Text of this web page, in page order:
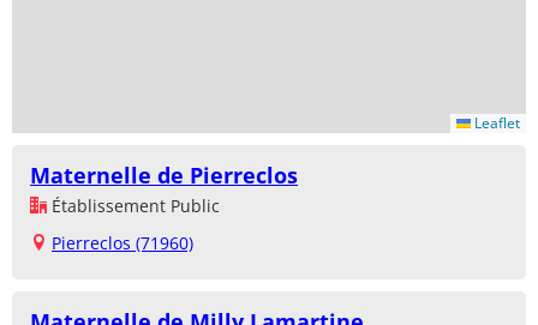
Leaflet
Maternelle de Pierreclos
Établissement Public
Pierreclos (71960)